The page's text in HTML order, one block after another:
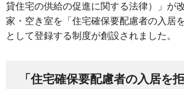
貸住宅の供給の促進に関する法律）」が
家・空き室を「住宅確保要配慮者の入居
として登録する制度が創設されました。
「住宅確保要配慮者の入居を